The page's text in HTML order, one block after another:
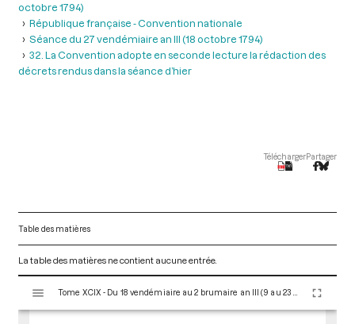
octobre 1794)
République française - Convention nationale
Séance du 27 vendémiaire an III (18 octobre 1794)
32. La Convention adopte en seconde lecture la rédaction des
décrets rendus dans la séance d’hier
TéléchargerPartager
Table des matières
La table des matières ne contient aucune entrée.
s